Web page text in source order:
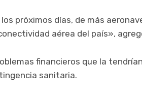
próximos días, de más
aérea del país»,
financieros que la tendrían
sanitaria.